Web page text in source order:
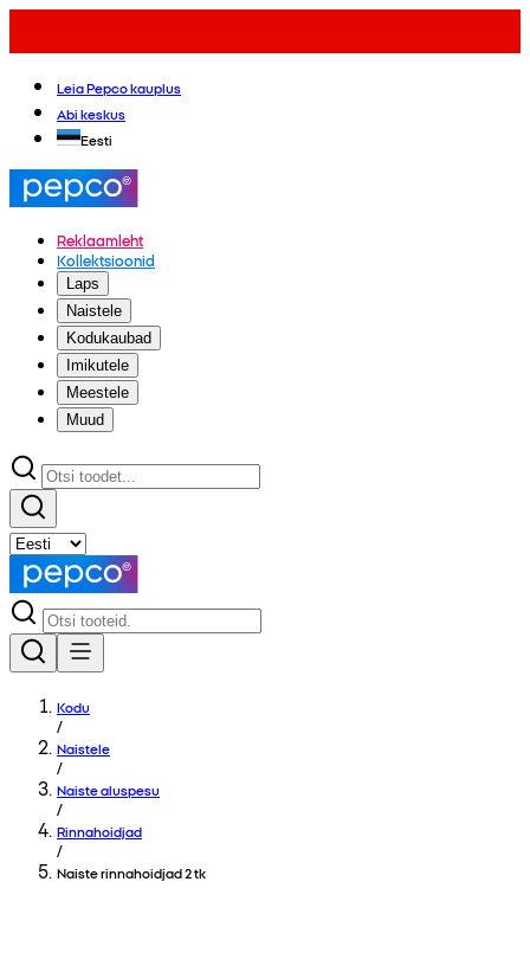
Leia Pepco kauplus
Abi keskus
Eesti
Reklaamleht
Kollektsioonid
Laps
Naistele
Kodukaubad
Imikutele
Meestele
Muud
Kodu
/
Naistele
/
Naiste aluspesu
/
Rinnahoidjad
/
Naiste rinnahoidjad 2 tk